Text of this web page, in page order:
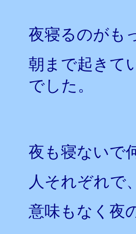
夜寝るのがも
朝まで起きて
でした。
夜も寝ないで
人それぞれで
意味もなく夜